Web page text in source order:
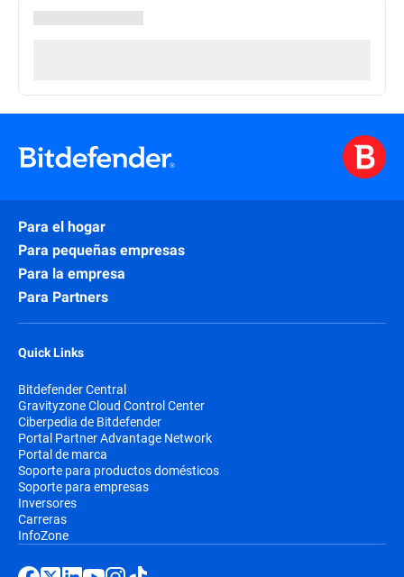
Para el hogar
Para pequeñas empresas
Para la empresa
Para Partners
Quick Links
Bitdefender Central
Gravityzone Cloud Control Center
Ciberpedia de Bitdefender
Portal Partner Advantage Network
Portal de marca
Soporte para productos domésticos
Soporte para empresas
Inversores
Carreras
InfoZone